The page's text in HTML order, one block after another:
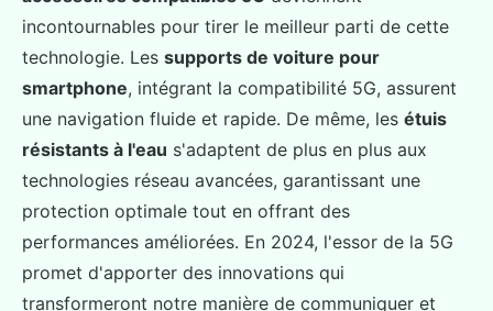
incontournables pour tirer le meilleur parti de cette
technologie. Les supports de voiture pour
smartphone, intégrant la compatibilité 5G, assurent
une navigation fluide et rapide. De même, les étuis
résistants à l'eau s'adaptent de plus en plus aux
technologies réseau avancées, garantissant une
protection optimale tout en offrant des
performances améliorées. En 2024, l'essor de la 5G
promet d'apporter des innovations qui
transformeront notre manière de communiquer et